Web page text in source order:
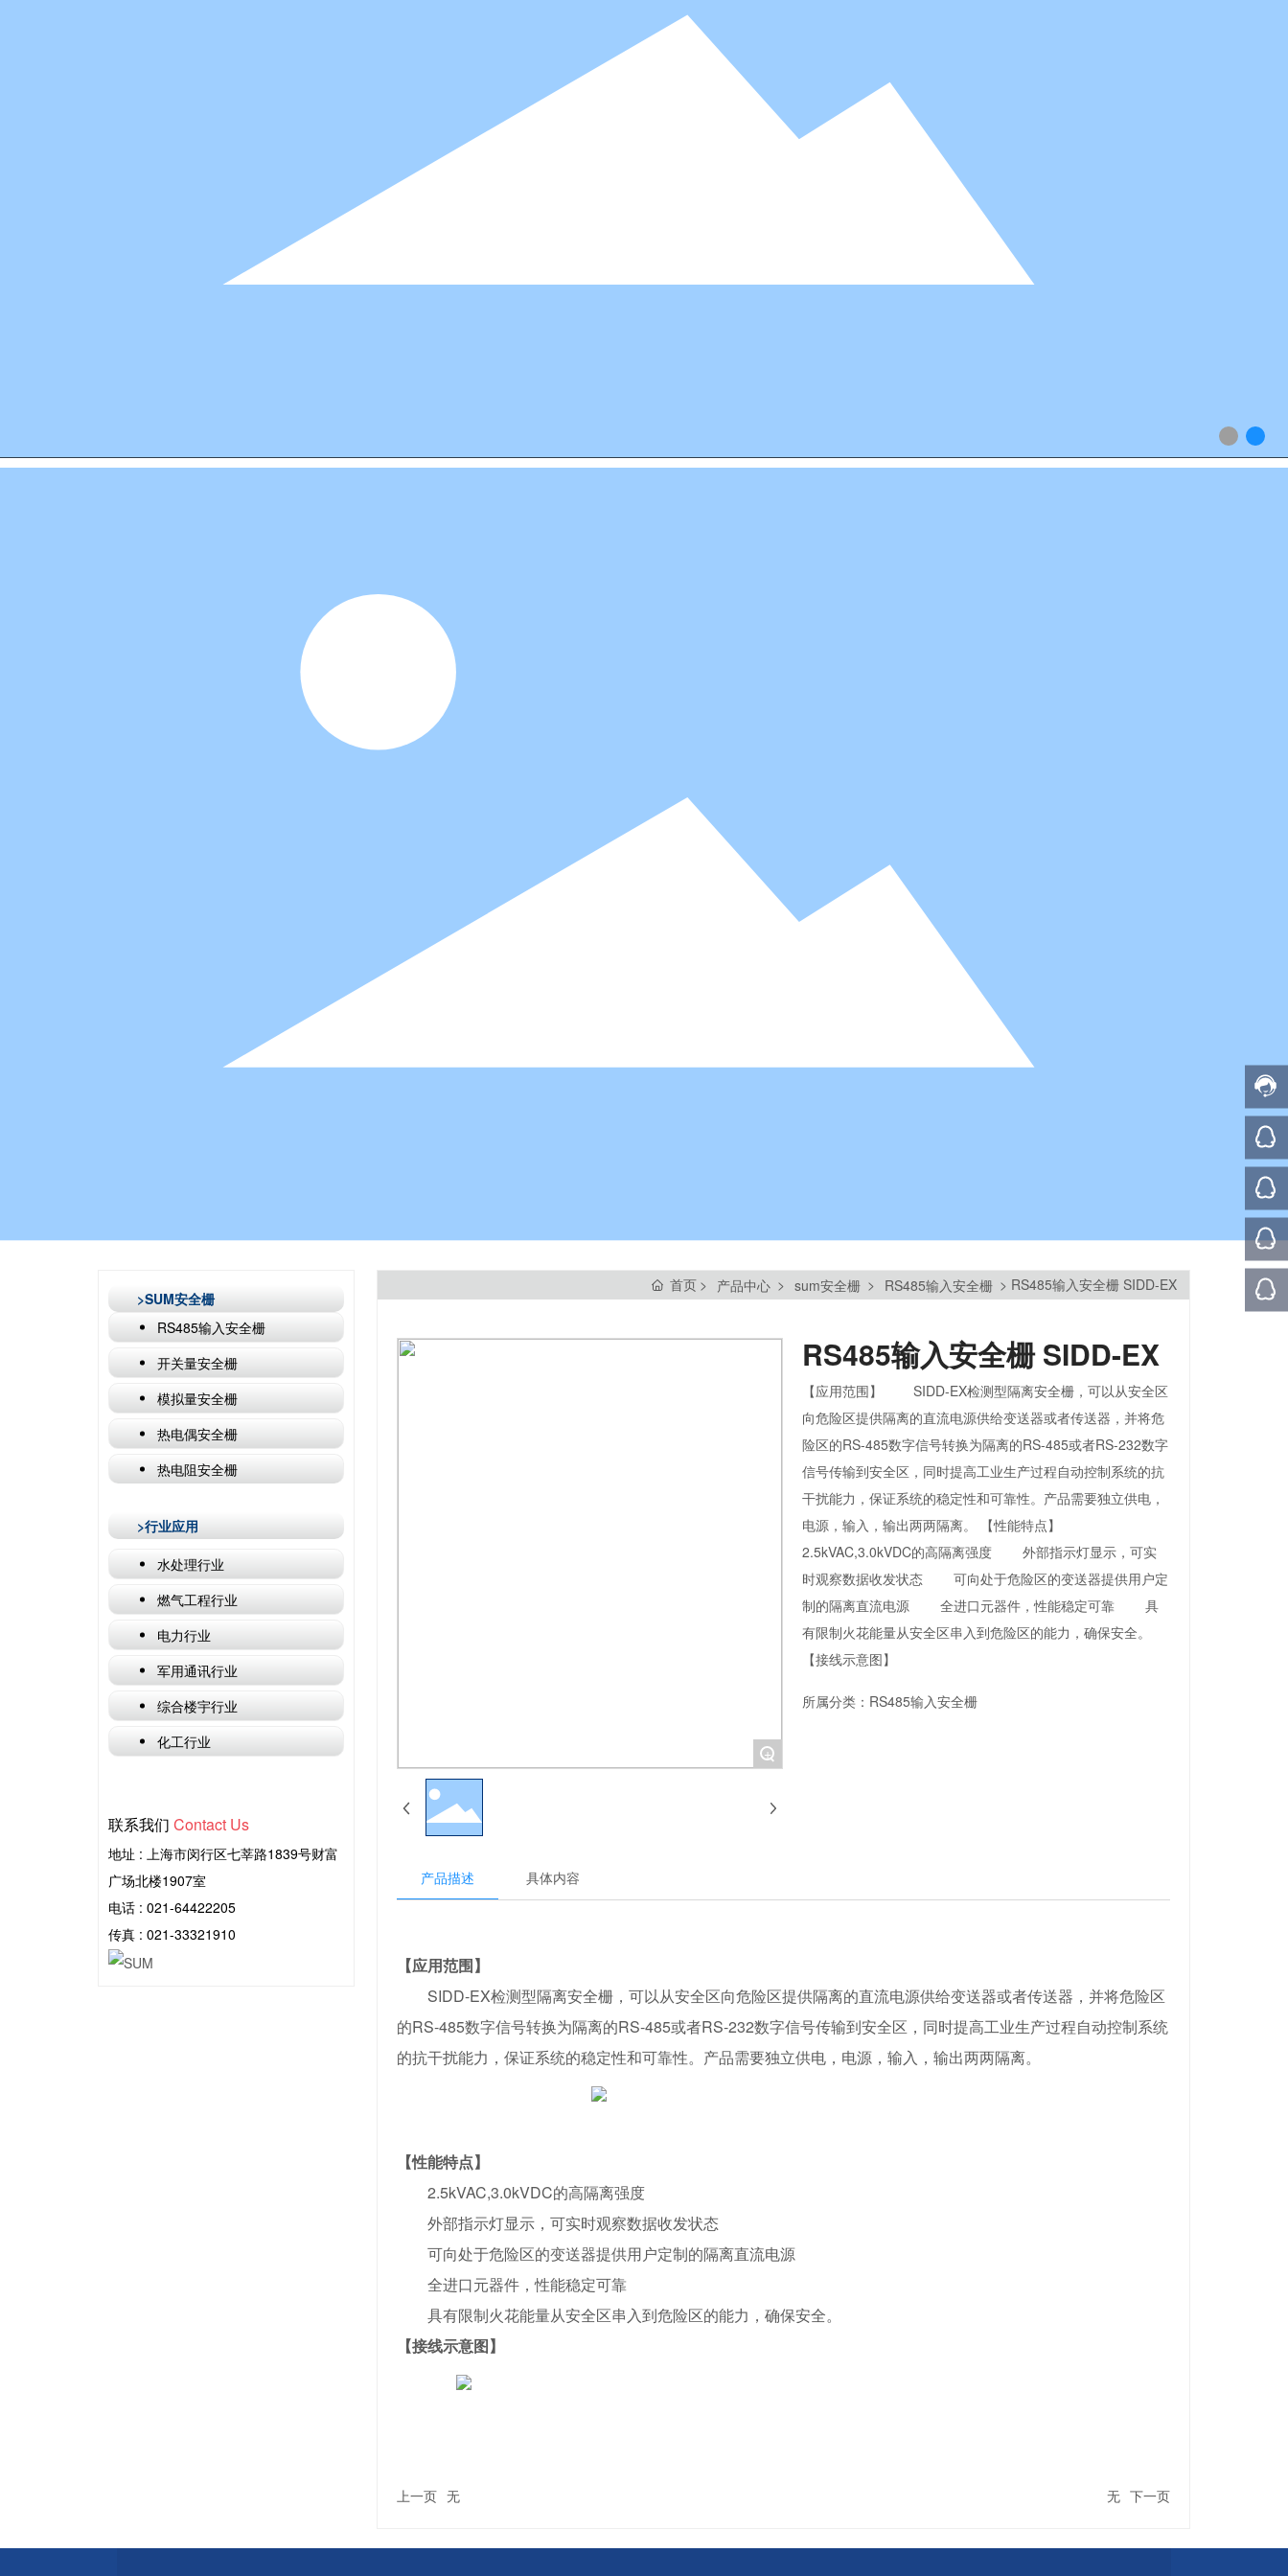
>SUM安全栅
RS485输入安全栅
开关量安全栅
模拟量安全栅
热电偶安全栅
热电阻安全栅
>行业应用
水处理行业
燃气工程行业
电力行业
军用通讯行业
综合楼宇行业
化工行业
联系我们 Contact Us
地址 : 上海市闵行区七莘路1839号财富
广场北楼1907室
电话 : 021-64422205
传真 : 021-33321910
首页 产品中心 sum安全栅 RS485输入安全栅 RS485输入安全栅 SIDD-EX
+
RS485输入安全栅 SIDD-EX
【应用范围】 SIDD-EX检测型隔离安全栅，可以从安全区
向危险区提供隔离的直流电源供给变送器或者传送器，并将危
险区的RS-485数字信号转换为隔离的RS-485或者RS-232数字
信号传输到安全区，同时提高工业生产过程自动控制系统的抗
干扰能力，保证系统的稳定性和可靠性。产品需要独立供电，
电源，输入，输出两两隔离。 【性能特点】
2.5kVAC,3.0kVDC的高隔离强度 外部指示灯显示，可实
时观察数据收发状态 可向处于危险区的变送器提供用户定
制的隔离直流电源 全进口元器件，性能稳定可靠 具
有限制火花能量从安全区串入到危险区的能力，确保安全。
【接线示意图】
所属分类： RS485输入安全栅
产品描述 具体内容
【应用范围】
SIDD-EX检测型隔离安全栅，可以从安全区向危险区提供隔离的直流电源供给变送器或者传送器，并将危险区
的RS-485数字信号转换为隔离的RS-485或者RS-232数字信号传输到安全区，同时提高工业生产过程自动控制系统
的抗干扰能力，保证系统的稳定性和可靠性。产品需要独立供电，电源，输入，输出两两隔离。
【性能特点】
2.5kVAC,3.0kVDC的高隔离强度
外部指示灯显示，可实时观察数据收发状态
可向处于危险区的变送器提供用户定制的隔离直流电源
全进口元器件，性能稳定可靠
具有限制火花能量从安全区串入到危险区的能力，确保安全。
【接线示意图】
上一页 无 无 下一页